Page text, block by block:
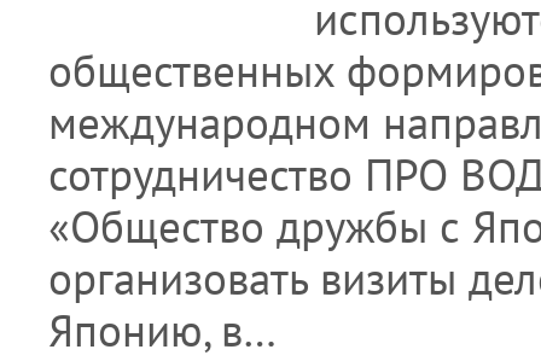
общественных
международном
сотрудничество ПРО
«Общество дружбы с
организовать визиты
Японию, в…